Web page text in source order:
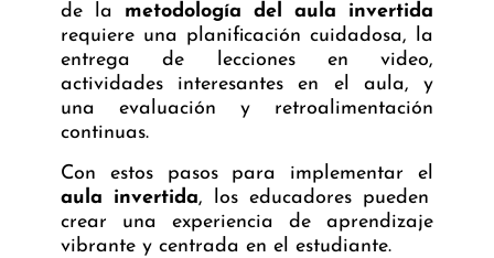
de la metodología del aula invertida
requiere una planificación cuidadosa, la
entrega de lecciones en video,
actividades interesantes en el aula, y
una evaluación y retroalimentación
continuas.
Con estos pasos para implementar el
aula invertida, los educadores pueden
crear una experiencia de aprendizaje
vibrante y centrada en el estudiante.